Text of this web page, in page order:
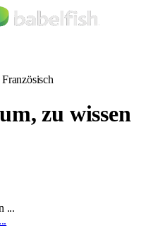
zu wissen
...